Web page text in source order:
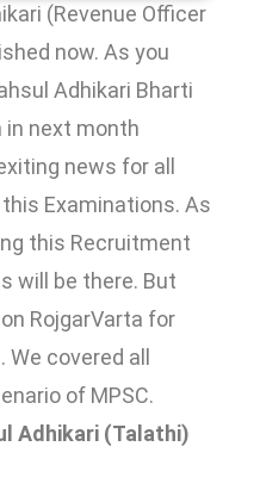
(Revenue Officer
now. As you
Adhikari Bharti
next month
news for all
Examinations. As
this Recruitment
will be there. But
RojgarVarta for
covered all
of MPSC.
Adhikari (Talathi)